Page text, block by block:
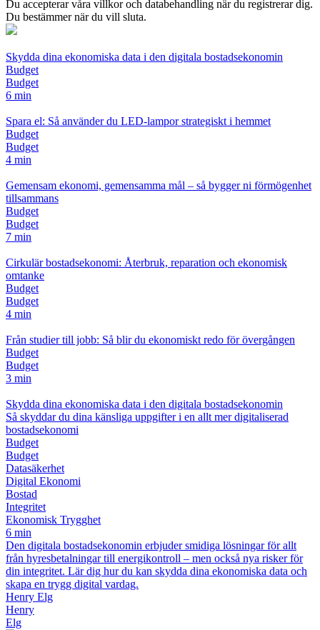
Du accepterar våra villkor och databehandling när du registrerar dig.
Du bestämmer när du vill sluta.
Skydda dina ekonomiska data i den digitala bostadsekonomin
Budget
Budget
6 min
Spara el: Så använder du LED-lampor strategiskt i hemmet
Budget
Budget
4 min
Gemensam ekonomi, gemensamma mål – så bygger ni förmögenhet
tillsammans
Budget
Budget
7 min
Cirkulär bostadsekonomi: Återbruk, reparation och ekonomisk
omtanke
Budget
Budget
4 min
Från studier till jobb: Så blir du ekonomiskt redo för övergången
Budget
Budget
3 min
Skydda dina ekonomiska data i den digitala bostadsekonomin
Så skyddar du dina känsliga uppgifter i en allt mer digitaliserad
bostadsekonomi
Budget
Budget
Datasäkerhet
Digital Ekonomi
Bostad
Integritet
Ekonomisk Trygghet
6 min
Den digitala bostadsekonomin erbjuder smidiga lösningar för allt
från hyresbetalningar till energikontroll – men också nya risker för
din integritet. Lär dig hur du kan skydda dina ekonomiska data och
skapa en trygg digital vardag.
Henry Elg
Henry
Elg